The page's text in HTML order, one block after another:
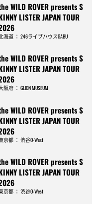
WILD ROVER presents S
LISTER JAPAN TOUR
海道 ：246ライブハウスGABU
WILD ROVER presents S
LISTER JAPAN TOUR
阪府 ：GLION MUSEUM
WILD ROVER presents S
LISTER JAPAN TOUR
京都 ：渋谷O-West
WILD ROVER presents S
LISTER JAPAN TOUR
京都 ：渋谷O-West